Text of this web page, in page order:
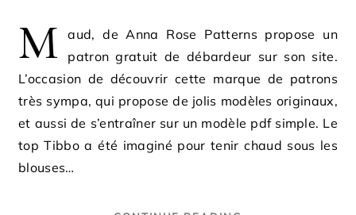
M
aud, de Anna Rose Patterns propose un
patron gratuit de débardeur sur son site.
L’occasion de découvrir cette marque de patrons
très sympa, qui propose de jolis modèles originaux,
et aussi de s’entraîner sur un modèle pdf simple. Le
top Tibbo a été imaginé pour tenir chaud sous les
blouses…